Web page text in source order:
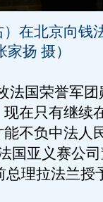
在北京向钱
扬 摄）
法国荣誉军
在只有继续
不负中法人
国亚义赛公
总理拉法兰授